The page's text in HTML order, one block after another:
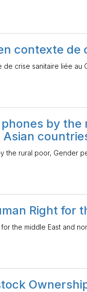
contexte de
de crise sanitaire liée au
by
the rural poor, Gender
Right for
the middle East and